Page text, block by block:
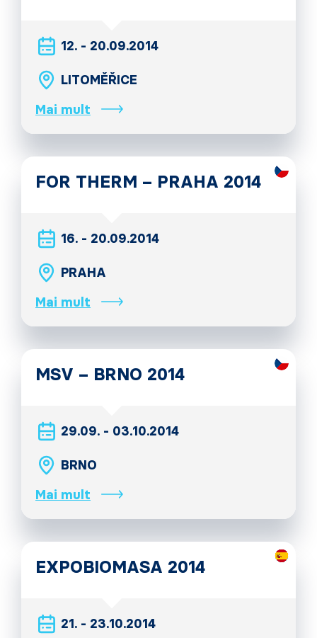
12. - 20.09.2014
LITOMĚŘICE
Mai mult
FOR THERM – PRAHA 2014
16. - 20.09.2014
PRAHA
Mai mult
MSV – BRNO 2014
29.09. - 03.10.2014
BRNO
Mai mult
EXPOBIOMASA 2014
21. - 23.10.2014